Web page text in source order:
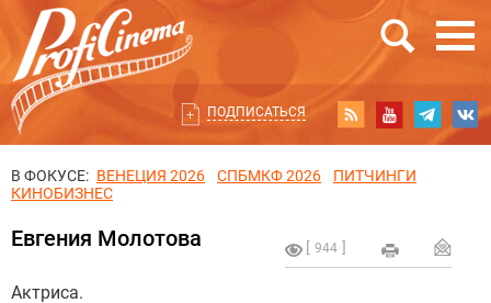
ПОДПИСАТЬСЯ
В ФОКУСЕ: ВЕНЕЦИЯ 2026 СПБМКФ 2026
ПИТЧИНГИ
КИНОБИЗНЕС
944
Евгения Молотова
Актриса.